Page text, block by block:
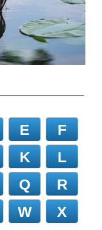
E
F
K
L
Q
R
W
X